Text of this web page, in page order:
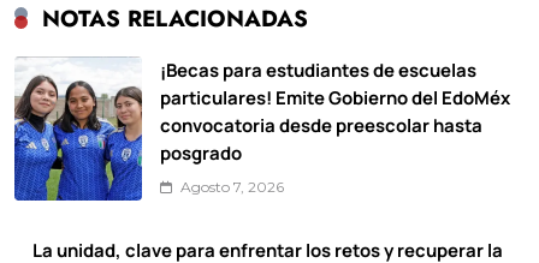
NOTAS RELACIONADAS
¡Becas para estudiantes de escuelas
particulares! Emite Gobierno del EdoMéx
convocatoria desde preescolar hasta
posgrado
Agosto 7, 2026
La unidad, clave para enfrentar los retos y recuperar la